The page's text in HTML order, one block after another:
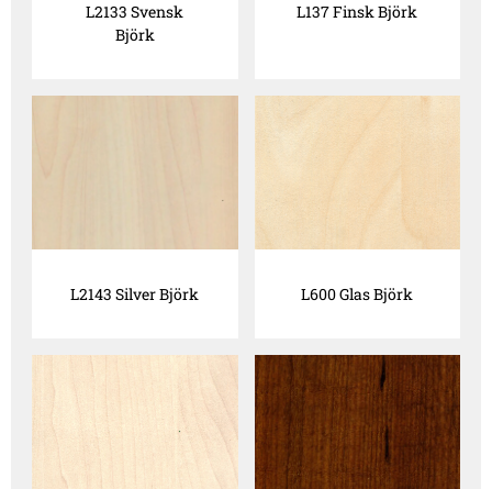
L2133 Svensk
Björk
L137 Finsk Björk
L2143 Silver Björk L600 Glas Björk